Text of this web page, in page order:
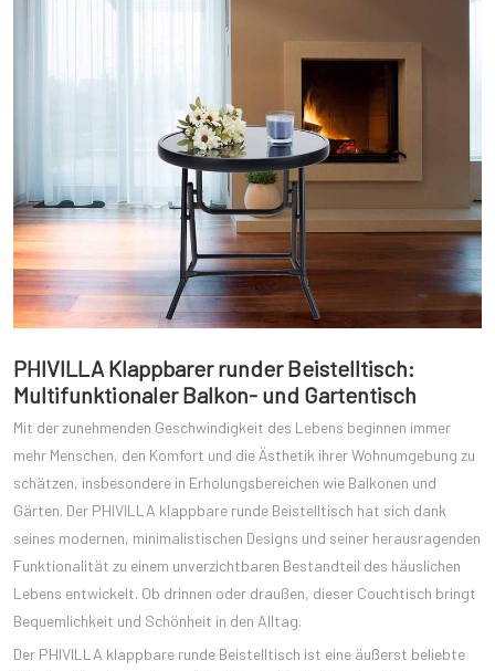
PHIVILLA Klappbarer runder Beistelltisch:
Multifunktionaler Balkon- und Gartentisch
Mit der zunehmenden Geschwindigkeit des Lebens beginnen immer
mehr Menschen, den Komfort und die Ästhetik ihrer Wohnumgebung zu
schätzen, insbesondere in Erholungsbereichen wie Balkonen und
Gärten. Der PHIVILLA klappbare runde Beistelltisch hat sich dank
seines modernen, minimalistischen Designs und seiner herausragenden
Funktionalität zu einem unverzichtbaren Bestandteil des häuslichen
Lebens entwickelt. Ob drinnen oder draußen, dieser Couchtisch bringt
Bequemlichkeit und Schönheit in den Alltag.
Der PHIVILLA klappbare runde Beistelltisch ist eine äußerst beliebte